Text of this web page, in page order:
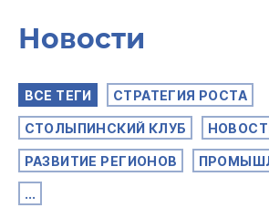
Новости
ВСЕ ТЕГИ СТРАТЕГИЯ РОСТА
СТОЛЫПИНСКИЙ КЛУБ
РАЗВИТИЕ РЕГИОНОВ
...